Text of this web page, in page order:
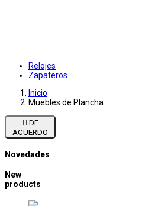
Relojes
Zapateros
Inicio
Muebles de Plancha

ACUERDO
Novedades
New
products